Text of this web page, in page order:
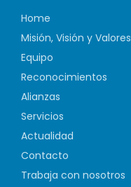
Home
Misión, Visión y Valores
Equipo
Reconocimientos
Alianzas
Servicios
Actualidad
Contacto
Trabaja con nosotros